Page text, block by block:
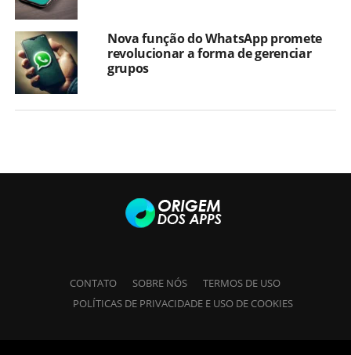
Nova função do WhatsApp promete
revolucionar a forma de gerenciar
grupos
CONTATO SOBRE NÓS
TERMOS DE USO
POLÍTICAS DE PRIVACIDADE E USO DE COOKIES